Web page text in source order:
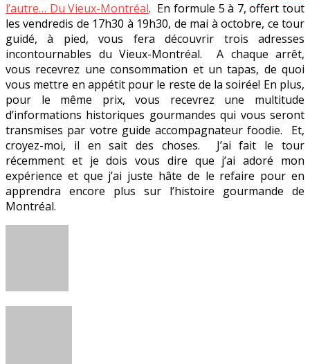
l’autre… Du Vieux-Montréal. En formule 5 à 7, offert tout
les vendredis de 17h30 à 19h30, de mai à octobre, ce tour
guidé, à pied, vous fera découvrir trois adresses
incontournables du Vieux-Montréal. A chaque arrêt,
vous recevrez une consommation et un tapas, de quoi
vous mettre en appétit pour le reste de la soirée! En plus,
pour le même prix, vous recevrez une multitude
d’informations historiques gourmandes qui vous seront
transmises par votre guide accompagnateur foodie. Et,
croyez-moi, il en sait des choses. J’ai fait le tour
récemment et je dois vous dire que j’ai adoré mon
expérience et que j’ai juste hâte de le refaire pour en
apprendra encore plus sur l’histoire gourmande de
Montréal.